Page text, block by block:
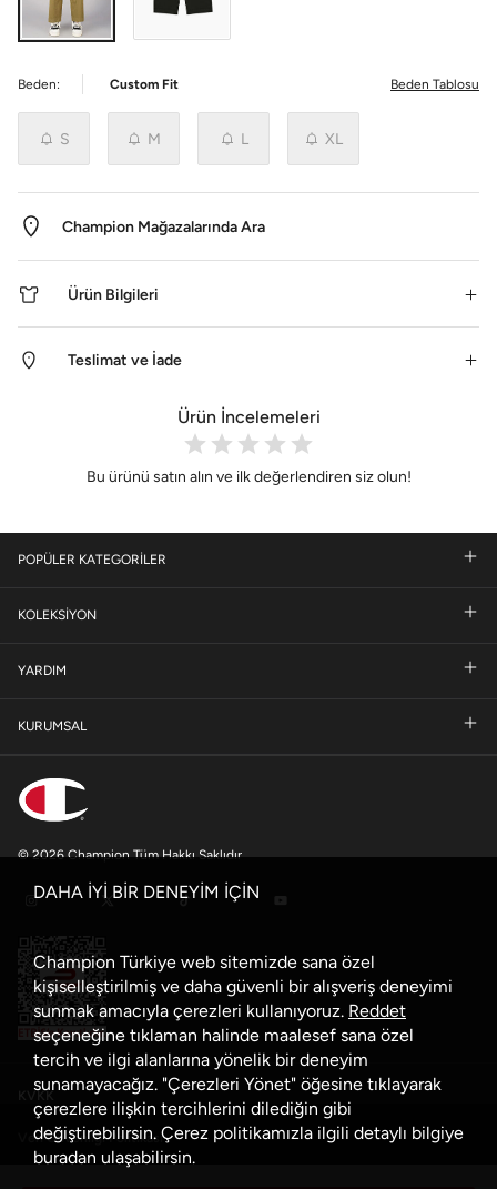
Beden: Custom Fit Beden Tablosu
S M L XL
Champion Mağazalarında Ara
Ürün Bilgileri
Teslimat ve İade
Ürün İncelemeleri
Bu ürünü satın alın ve ilk değerlendiren siz olun!
POPÜLER KATEGORİLER
KOLEKSİYON
YARDIM
KURUMSAL
© 2026 Champion Tüm Hakkı Saklıdır
KVKK
Veri Güvenliği Politikası
DAHA İYİ BİR DENEYİM İÇİN
Champion Türkiye web sitemizde sana özel
kişiselleştirilmiş ve daha güvenli bir alışveriş deneyimi
sunmak amacıyla çerezleri kullanıyoruz. Reddet
seçeneğine tıklaman halinde maalesef sana özel
tercih ve ilgi alanlarına yönelik bir deneyim
sunamayacağız. "Çerezleri Yönet" öğesine tıklayarak
çerezlere ilişkin tercihlerini dilediğin gibi
değiştirebilirsin. Çerez politikamızla ilgili detaylı bilgiye
buradan ulaşabilirsin.